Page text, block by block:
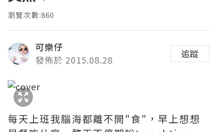
瀏覽次數:860
可樂仔
發佈於 2015.08.28
追蹤
每天上班我腦海都離不開"食"，早上想想